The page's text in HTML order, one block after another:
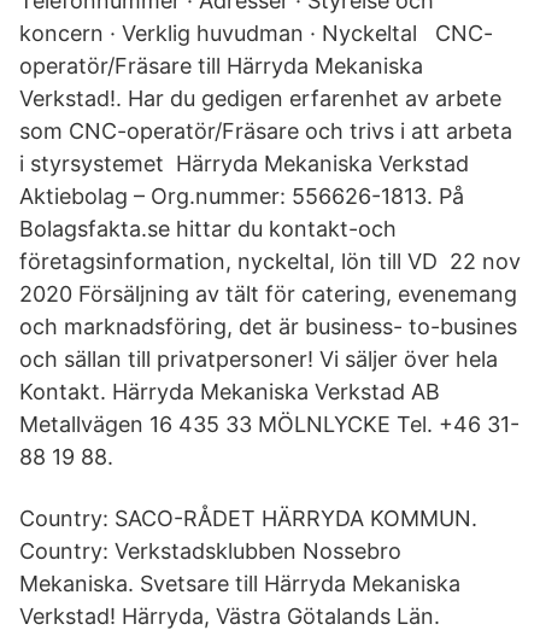
koncern · Verklig huvudman · Nyckeltal CNC-
operatör/Fräsare till Härryda Mekaniska
Verkstad!. Har du gedigen erfarenhet av arbete
som CNC-operatör/Fräsare och trivs i att arbeta
i styrsystemet Härryda Mekaniska Verkstad
Aktiebolag – Org.nummer: 556626-1813. På
Bolagsfakta.se hittar du kontakt-och
företagsinformation, nyckeltal, lön till VD 22 nov
2020 Försäljning av tält för catering, evenemang
och marknadsföring, det är business- to-busines
och sällan till privatpersoner! Vi säljer över hela
Kontakt. Härryda Mekaniska Verkstad AB
Metallvägen 16 435 33 MÖLNLYCKE Tel. +46 31-
88 19 88.
Country: SACO-RÅDET HÄRRYDA KOMMUN.
Country: Verkstadsklubben Nossebro
Mekaniska. Svetsare till Härryda Mekaniska
Verkstad! Härryda, Västra Götalands Län.